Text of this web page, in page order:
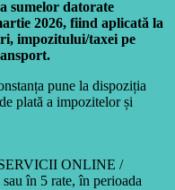
sumelor datorate
2026, fiind aplicată la
impozitului/taxei pe
pune la dispoziția
plată a impozitelor și
ONLINE /
în 5 rate, în perioada